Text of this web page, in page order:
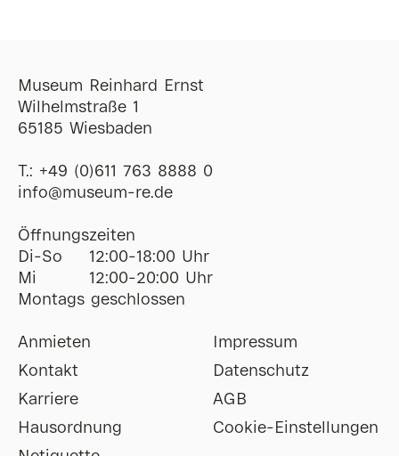
Museum Reinhard Ernst
Wilhelmstraße 1
65185 Wiesbaden
T.: +49 (0)611 763 8888 0
ofni@museum-re de
Öffnungszeiten
Di-So
12:00-18:00 Uhr
Mi
12:00-20:00 Uhr
Montags geschlossen
Anmieten
Kontakt
Karriere
Hausordnung
Impressum
Datenschutz
AGB
Cookie-Einstellungen